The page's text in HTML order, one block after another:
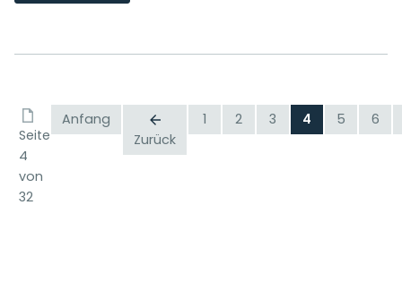
Seite
4
von
32
Anfang
Zurück
1 2 3 4 5 6